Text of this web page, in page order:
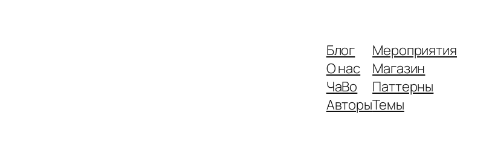
Блог
О нас
ЧаВо
Авторы
Мероприятия
Магазин
Паттерны
Темы